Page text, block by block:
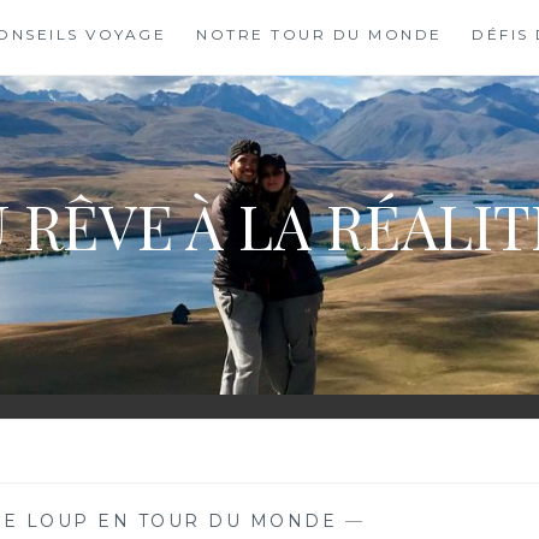
VOYAGE NOTRE TOUR DU MONDE DÉFIS
RÊVE À LA
LOUP EN TOUR DU MONDE —